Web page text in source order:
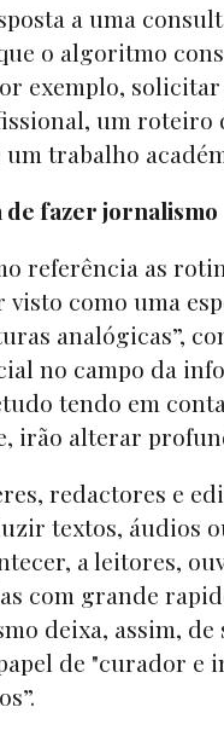
a uma
o algoritmo
exemplo, solicitar
um roteiro
trabalho
fazer jornalismo
referência as
visto como uma
analógicas”,
no campo da
tendo em
irão alterar
redactores e
textos, áudios
a leitores,
com grande
deixa, assim,
de "curador e